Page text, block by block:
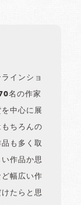
インショ
名の作家
中心に展
ちろんの
も多く取
作品か思
幅広い作
たらと思